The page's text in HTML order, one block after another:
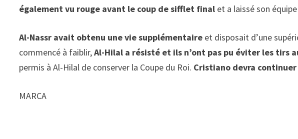
également vu rouge avant le coup de sifflet final et a laissé son
Al-Nassr avait obtenu une vie supplémentaire et disposait d’une
commencé à faiblir,Al-Hilal a résisté et ils n’ont pas pu éviter les tirs
permis à Al-Hilal de conserver la Coupe du Roi. Cristiano devra
MARCA